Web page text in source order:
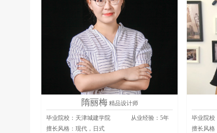
隋丽梅 精品设计师
毕业院校：天津城建学院 从业经验： 5年
擅长风格：现代，日式
毕业院校
擅长风格